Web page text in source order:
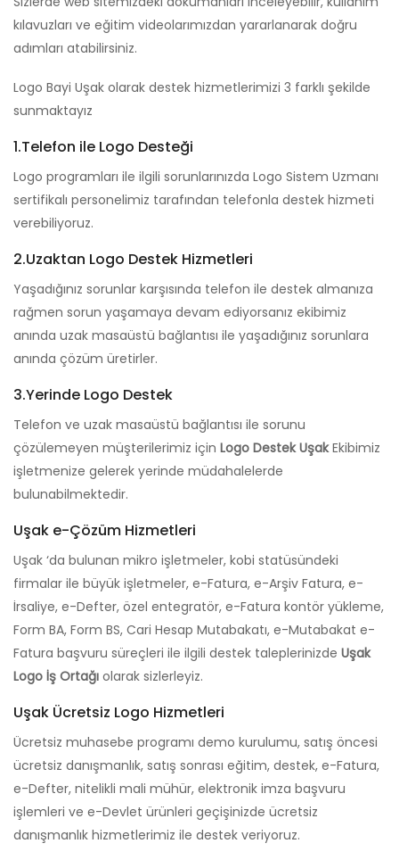
kılavuzları ve eğitim videolarımızdan yararlanarak doğru
adımları atabilirsiniz.
Logo Bayi Uşak olarak destek hizmetlerimizi 3 farklı şekilde
sunmaktayız
1.Telefon ile Logo Desteği
Logo programları ile ilgili sorunlarınızda Logo Sistem Uzmanı
sertifikalı personelimiz tarafından telefonla destek hizmeti
verebiliyoruz.
2.Uzaktan Logo Destek Hizmetleri
Yaşadığınız sorunlar karşısında telefon ile destek almanıza
rağmen sorun yaşamaya devam ediyorsanız ekibimiz
anında uzak masaüstü bağlantısı ile yaşadığınız sorunlara
anında çözüm üretirler.
3.Yerinde Logo Destek
Telefon ve uzak masaüstü bağlantısı ile sorunu
çözülemeyen müşterilerimiz için Logo Destek UşakEkibimiz
işletmenize gelerek yerinde müdahalelerde
bulunabilmektedir.
Uşak e-Çözüm Hizmetleri
Uşak ‘da bulunan mikro işletmeler, kobi statüsündeki
firmalar ile büyük işletmeler, e-Fatura, e-Arşiv Fatura, e-
İrsaliye, e-Defter, özel entegratör, e-Fatura kontör yükleme,
Form BA, Form BS, Cari Hesap Mutabakatı, e-Mutabakat e-
Fatura başvuru süreçleri ile ilgili destek taleplerinizde Uşak
Logo İş Ortağı olarak sizlerleyiz.
Uşak Ücretsiz Logo Hizmetleri
Ücretsiz muhasebe programı demo kurulumu, satış öncesi
ücretsiz danışmanlık, satış sonrası eğitim, destek, e-Fatura,
e-Defter, nitelikli mali mühür, elektronik imza başvuru
işlemleri ve e-Devlet ürünleri geçişinizde ücretsiz
danışmanlık hizmetlerimiz ile destek veriyoruz.